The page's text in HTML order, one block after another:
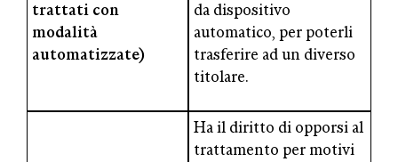
trattati con
modalità
automatizzate)
da dispositivo
automatico, per poterli
trasferire ad un diverso
titolare.
Ha il diritto di opporsi al
trattamento per motivi